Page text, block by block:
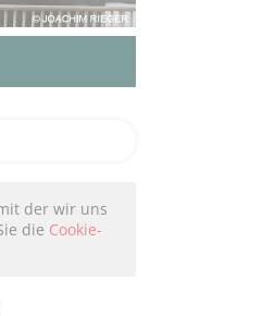
der wir uns
die Cookie-